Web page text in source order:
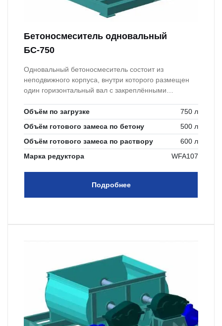
Бетоносмеситель одновальный
БС-750
Одновальный бетоносмеситель состоит из
неподвижного корпуса, внутри которого размещен
один горизонтальный вал с закреплёнными
Объём по загрузке
750 л
Объём готового замеса по бетону
500 л
Объём готового замеса по раствору
600 л
Марка редуктора
WFA107
Подробнее